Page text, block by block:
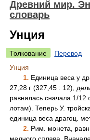
Древний мир.
словарь
Унция
Толкование
Перевод
Унция
1. Единица веса у
27,28 г (327,45 : 12),
равнялась сначала 1/
лотам). Теперь У.
единица веса драгоц.
2. Рим. монета,